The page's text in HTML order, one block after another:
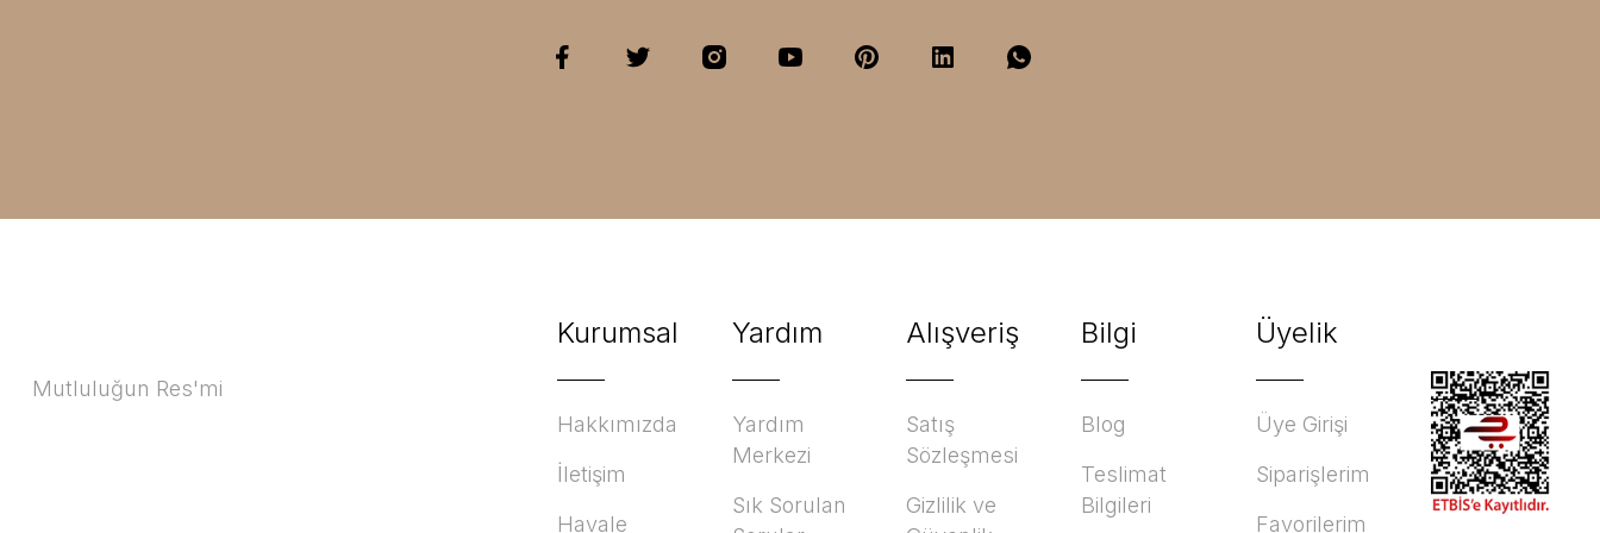
Mutluluğun Res'mi
Kurumsal
Hakkımızda
İletişim
Havale
Yardım
Yardım
Merkezi
Sık Sorulan
Alışveriş
Satış
Sözleşmesi
Gizlilik ve
Bilgi
Blog
Teslimat
Bilgileri
Üyelik
Üye Girişi
Siparişlerim
Favorilerim